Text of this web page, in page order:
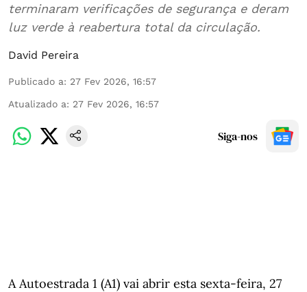
terminaram verificações de segurança e deram
luz verde à reabertura total da circulação.
David Pereira
Publicado a: 27 Fev 2026, 16:57
Atualizado a: 27 Fev 2026, 16:57
Siga-nos
A Autoestrada 1 (A1) vai abrir esta sexta-feira, 27